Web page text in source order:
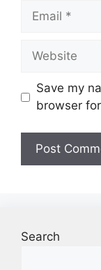
Email
Website
Save my
browser
Search